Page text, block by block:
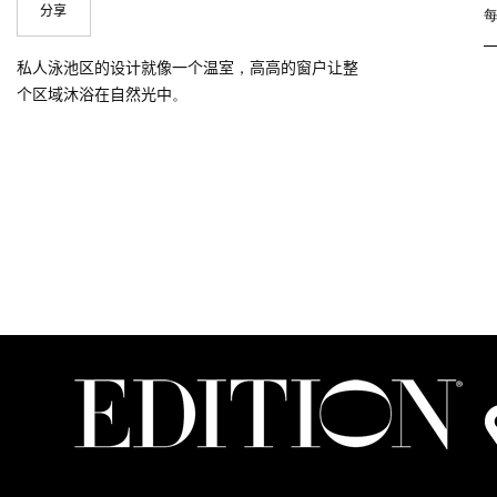
分享
私人泳池区的设计就像一个温室，高高的窗户让整
个区域沐浴在自然光中。